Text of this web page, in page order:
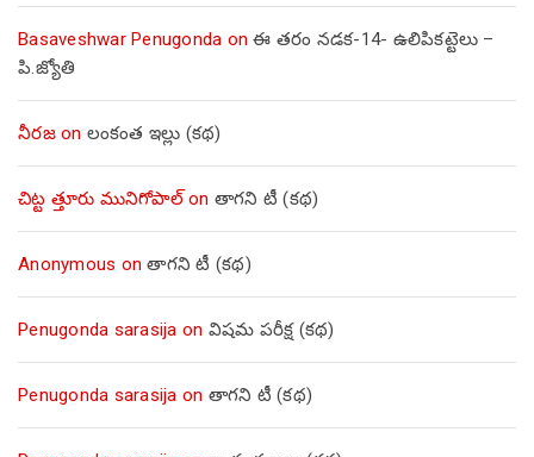
Basaveshwar Penugonda onఈ తరం నడక-14- ఉలిపికట్టెలు –
పి.జ్యోతి
నీరజon లంకంత ఇల్లు (కథ)
చిట్ట త్తూరు మునిగోపాల్on తాగని టీ (కథ)
Anonymous onతాగని టీ (కథ)
Penugonda sarasija on విషమ పరీక్ష (క‌థ‌)
Penugonda sarasija on తాగని టీ (కథ)